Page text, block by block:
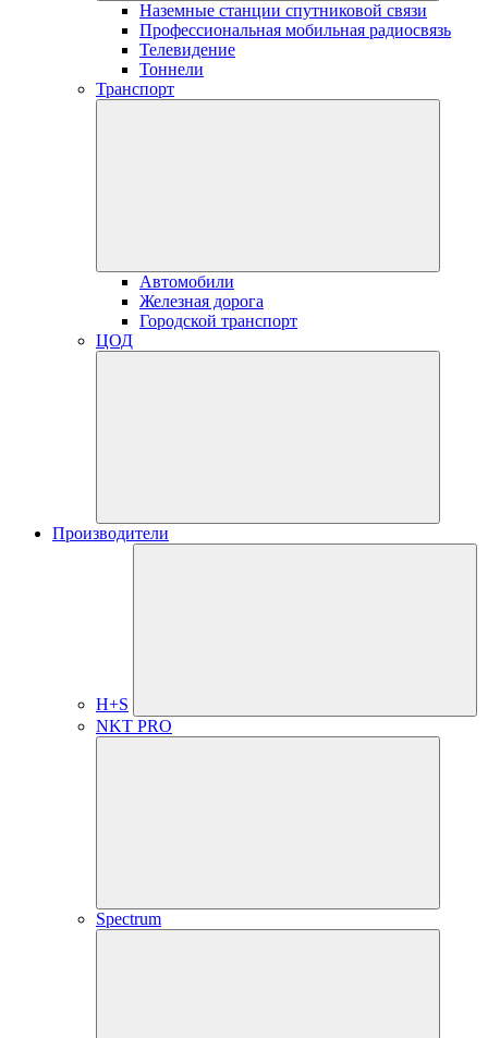
Наземные станции спутниковой связи
Профессиональная мобильная радиосвязь
Телевидение
Тоннели
Транспорт
Автомобили
Железная дорога
Городской транспорт
ЦОД
Производители
H+S
NKT PRO
Spectrum